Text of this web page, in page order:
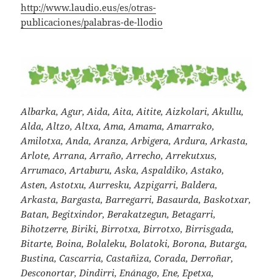
http://www.laudio.eus/es/otras-
publicaciones/palabras-de-llodio
Albarka, Agur, Aida, Aita, Aitite, Aizkolari, Akullu,
Alda, Altzo, Altxa, Ama, Amama, Amarrako,
Amilotxa, Anda, Aranza, Arbigera, Ardura, Arkasta,
Arlote, Arrana, Arraño, Arrecho, Arrekutxus,
Arrumaco, Artaburu, Aska, Aspaldiko, Astako,
Asten, Astotxu, Aurresku, Azpigarri, Baldera,
Arkasta, Bargasta, Barregarri, Basaurda, Baskotxar,
Batan, Begitxindor, Berakatzegun, Betagarri,
Bihotzerre, Biriki, Birrotxa, Birrotxo, Birrisgada,
Bitarte, Boina, Bolaleku, Bolatoki, Borona, Butarga,
Bustina, Cascarria, Castañiza, Corada, Derroñar,
Desconortar, Dindirri, Enánago, Ene, Epetxa,